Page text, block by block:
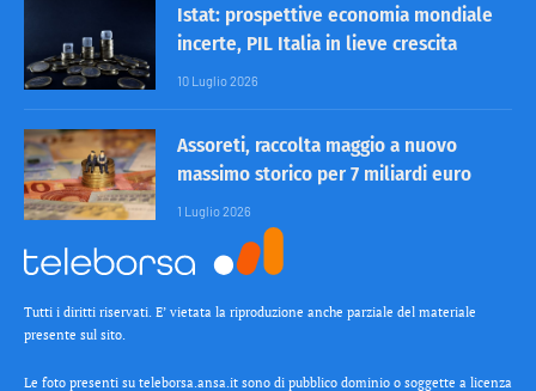
Istat: prospettive economia mondiale
incerte, PIL Italia in lieve crescita
10 Luglio 2026
Assoreti, raccolta maggio a nuovo
massimo storico per 7 miliardi euro
1 Luglio 2026
Tutti i diritti riservati. E’ vietata la riproduzione anche parziale del materiale
presente sul sito.
Le foto presenti su teleborsa.ansa.it sono di pubblico dominio o soggette a licenza